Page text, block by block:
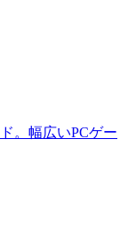
。幅広いPCゲー